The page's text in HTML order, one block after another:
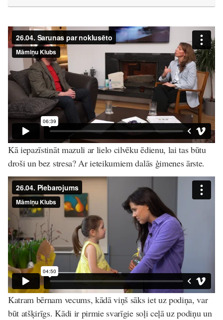
Kā iepazīstināt mazuli ar lielo cilvēku ēdienu, lai tas būtu
droši un bez stresa? Ar ieteikumiem dalās ģimenes ārste.
Katram bērnam vecums, kādā viņš sāks iet uz podiņa, var
būt atšķirīgs. Kādi ir pirmie svarīgie soļi ceļā uz podiņu un